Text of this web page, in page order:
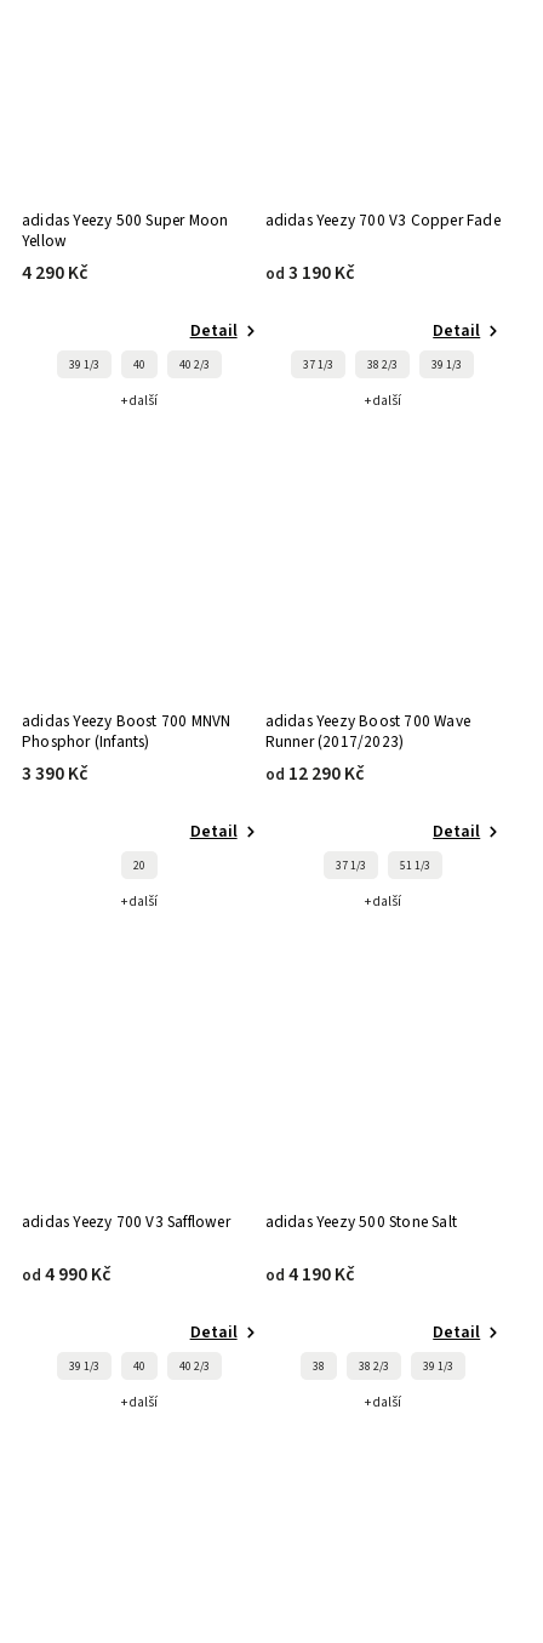
adidas Yeezy 500 Super Moon
Yellow
4 290 Kč
Detail
39 1/3 40 40 2/3
+ další
adidas Yeezy 700 V3 Copper Fade
od 3 190 Kč
Detail
37 1/3 38 2/3 39 1/3
+ další
adidas Yeezy Boost 700 MNVN
Phosphor (Infants)
3 390 Kč
Detail
20
+ další
adidas Yeezy Boost 700 Wave
Runner (2017/2023)
od 12 290 Kč
Detail
37 1/3 51 1/3
+ další
adidas Yeezy 700 V3 Safflower
od 4 990 Kč
Detail
39 1/3 40 40 2/3
+ další
adidas Yeezy 500 Stone Salt
od 4 190 Kč
Detail
38 38 2/3 39 1/3
+ další